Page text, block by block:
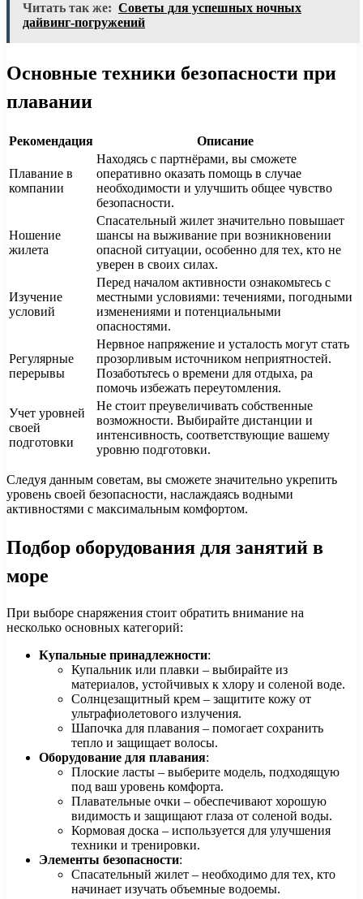
Читать так же: Советы для успешных ночных
дайвинг-погружений
Основные техники безопасности при
плавании
Рекомендация Описание
Плавание в
компании
Находясь с партнёрами, вы сможете
оперативно оказать помощь в случае
необходимости и улучшить общее чувство
безопасности.
Ношение
жилета
Спасательный жилет значительно повышает
шансы на выживание при возникновении
опасной ситуации, особенно для тех, кто не
уверен в своих силах.
Изучение
условий
Перед началом активности ознакомьтесь с
местными условиями: течениями, погодными
изменениями и потенциальными
опасностями.
Регулярные
перерывы
Нервное напряжение и усталость могут стать
прозорливым источником неприятностей.
Позаботьтесь о времени для отдыха, pа
помочь избежать переутомления.
Учет уровней
своей
подготовки
Не стоит преувеличивать собственные
возможности. Выбирайте дистанции и
интенсивность, соответствующие вашему
уровню подготовки.
Следуя данным советам, вы сможете значительно укрепить
уровень своей безопасности, наслаждаясь водными
активностями с максимальным комфортом.
Подбор оборудования для занятий в
море
При выборе снаряжения стоит обратить внимание на
несколько основных категорий:
Купальные принадлежности:
Купальник или плавки – выбирайте из
материалов, устойчивых к хлору и соленой воде.
Солнцезащитный крем – защитите кожу от
ультрафиолетового излучения.
Шапочка для плавания – помогает сохранить
тепло и защищает волосы.
Оборудование для плавания:
Плоские ласты – выберите модель, подходящую
под ваш уровень комфорта.
Плавательные очки – обеспечивают хорошую
видимость и защищают глаза от соленой воды.
Кормовая доска – используется для улучшения
техники и тренировки.
Элементы безопасности:
Спасательный жилет – необходимо для тех, кто
начинает изучать объемные водоемы.